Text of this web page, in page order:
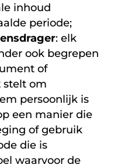
inhoud
periode;
: elk
ook begrepen
of
stelt om
persoonlijk is
een manier die
of gebruik
die is
waarvoor de